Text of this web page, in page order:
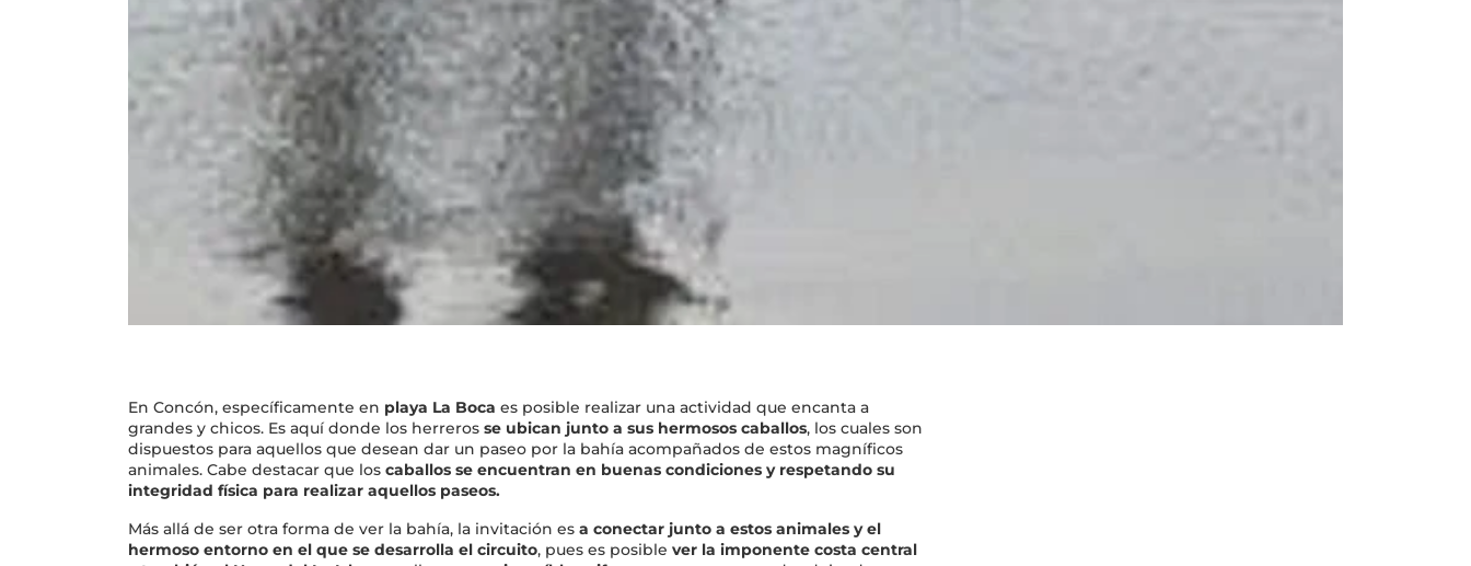
En Concón, específicamente en playa La Boca es posible realizar una actividad que encanta a
grandes y chicos. Es aquí donde los herreros se ubican junto a sus hermosos caballos, los cuales son
dispuestos para aquellos que desean dar un paseo por la bahía acompañados de estos magníficos
animales. Cabe destacar que los caballos se encuentran en buenas condiciones y respetando su
integridad física para realizar aquellos paseos.
Más allá de ser otra forma de ver la bahía, la invitación es a conectar junto a estos animales y el
hermoso entorno en el que se desarrolla el circuito, pues es posible ver la imponente costa central